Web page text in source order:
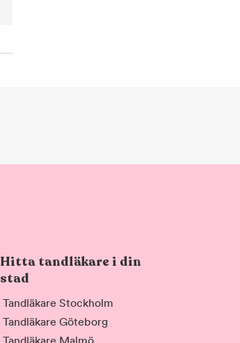
Hitta tandläkare i din
stad
Tandläkare Stockholm
Tandläkare Göteborg